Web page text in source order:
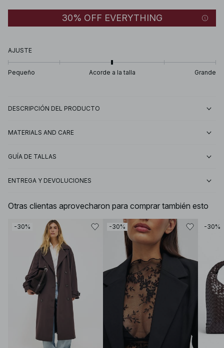
30% OFF EVERYTHING
AJUSTE
Pequeño Acorde a la talla Grande
DESCRIPCIÓN DEL PRODUCTO
MATERIALS AND CARE
GUÍA DE TALLAS
ENTREGA Y DEVOLUCIONES
Otras clientas aprovecharon para comprar también esto
-30% -30% -30%